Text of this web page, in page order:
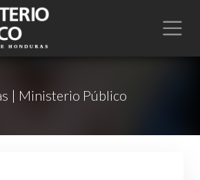
| Ministerio Público